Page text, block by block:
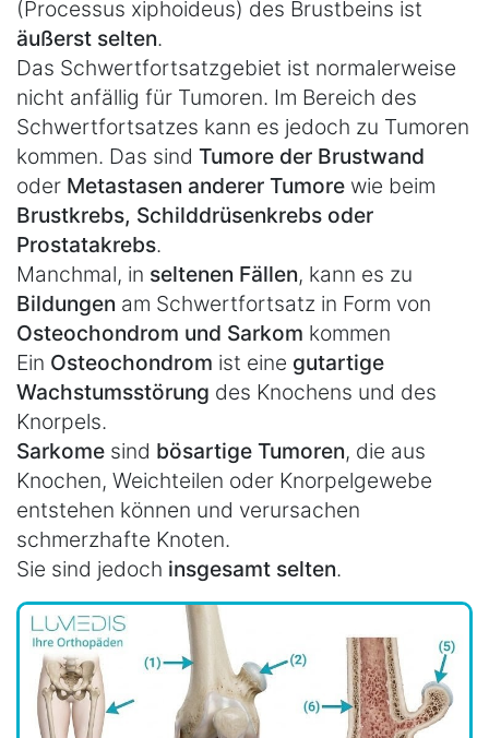
(Processus xiphoideus) des Brustbeins ist
äußerst selten.
Das Schwertfortsatzgebiet ist normalerweise
nicht anfällig für Tumoren. Im Bereich des
Schwertfortsatzes kann es jedoch zu Tumoren
kommen. Das sind Tumore der Brustwand
oder Metastasen anderer Tumore wie beim
Brustkrebs, Schilddrüsenkrebs oder
Prostatakrebs.
Manchmal, in seltenen Fällen, kann es zu
Bildungen am Schwertfortsatz in Form von
Osteochondrom und Sarkom kommen
Ein Osteochondrom ist eine gutartige
Wachstumsstörung des Knochens und des
Knorpels.
Sarkome sind bösartige Tumoren, die aus
Knochen, Weichteilen oder Knorpelgewebe
entstehen können und verursachen
schmerzhafte Knoten.
Sie sind jedoch insgesamt selten.